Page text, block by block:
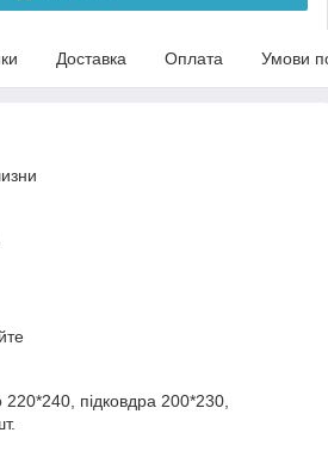
Доставка Оплата Умови
підковдра 200*230,